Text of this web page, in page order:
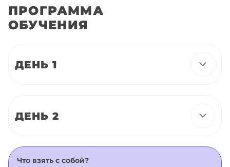
ПРОГРАММА
ОБУЧЕНИЯ
ДЕНЬ 1
ДЕНЬ 2
Что взять с собой?